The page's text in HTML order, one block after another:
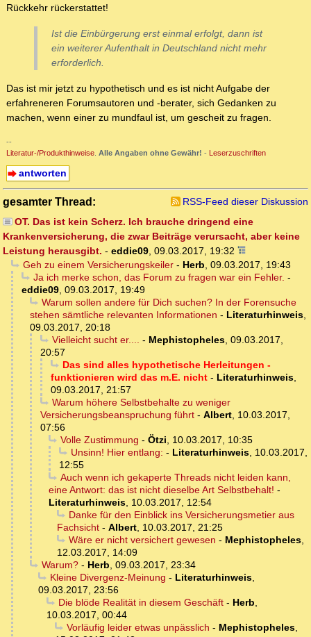
Rückkehr rückerstattet!
Ist die Einbürgerung erst einmal erfolgt, dann ist
ein weiterer Aufenthalt in Deutschland nicht mehr
erforderlich.
Das ist mir jetzt zu hypothetisch und es ist nicht Aufgabe der
erfahreneren Forumsautoren und -berater, sich Gedanken zu
machen, wenn einer zu mundfaul ist, um gescheit zu fragen.
--
Literatur-/Produkthinweise. Alle Angaben ohne Gewähr! - Leserzuschriften
antworten
gesamter Thread:
RSS-Feed dieser Diskussion
OT. Das ist kein Scherz. Ich brauche dringend eine
Krankenversicherung, die zwar Beiträge verursacht, aber keine
Leistung herausgibt. - eddie09, 09.03.2017, 19:32
Geh zu einem Versicherungskeiler- Herb, 09.03.2017, 19:43
Ja ich merke schon, das Forum zu fragen war ein Fehler. -
eddie09, 09.03.2017, 19:49
Warum sollen andere für Dich suchen? In der Forensuche
stehen sämtliche relevanten Informationen - Literaturhinweis,
09.03.2017, 20:18
Vielleicht sucht er.... - Mephistopheles, 09.03.2017,
20:57
Das sind alles hypothetische Herleitungen -
funktionieren wird das m.E. nicht - Literaturhinweis,
09.03.2017, 21:57
Warum höhere Selbstbehalte zu weniger
Versicherungsbeanspruchung führt - Albert, 10.03.2017,
07:56
Volle Zustimmung - Ötzi, 10.03.2017, 10:35
Unsinn! Hier entlang: - Literaturhinweis, 10.03.2017,
12:55
Auch wenn ich gekaperte Threads nicht leiden kann,
eine Antwort: das ist nicht dieselbe Art Selbstbehalt! -
Literaturhinweis, 10.03.2017, 12:54
Danke für den Einblick ins Versicherungsmetier aus
Fachsicht - Albert, 10.03.2017, 21:25
Wäre er nicht versichert gewesen - Mephistopheles,
12.03.2017, 14:09
Warum?- Herb, 09.03.2017, 23:34
Kleine Divergenz-Meinung - Literaturhinweis,
09.03.2017, 23:56
Die blöde Realität in diesem Geschäft- Herb,
10.03.2017, 00:44
Vorläufig leider etwas unpässlich - Mephistopheles,